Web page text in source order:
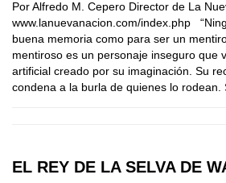
Por Alfredo M. Cepero Director de La
www.lanuevanacion.com/index.php
buena memoria como para ser un
mentiroso es un personaje inseguro que
artificial creado por su imaginación. Su
condena a la burla de quienes lo rodean.
EL REY DE LA SELVA DE